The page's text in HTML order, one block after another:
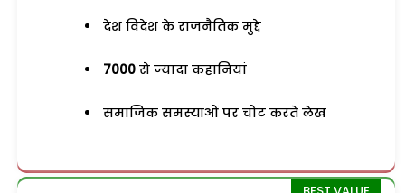
देश विदेश के राजनैतिक मुद्दे
7000 से ज्यादा कहानियां
समाजिक समस्याओं पर चोट करते लेख